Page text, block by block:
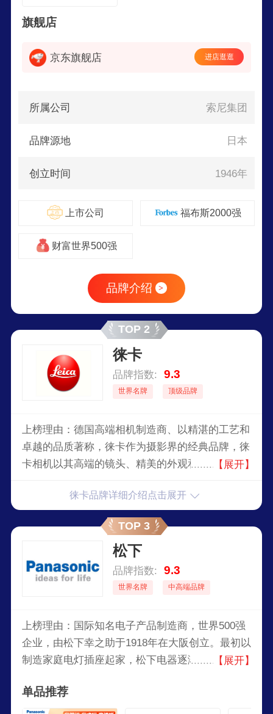
旗舰店
京东旗舰店 进店逛逛
所属公司 索尼集团
品牌源地 日本
创立时间 1946年
上市公司 福布斯2000强
财富世界500强
品牌介绍 >
TOP 2
徕卡
品牌指数: 9.3
世界名牌 顶级品牌
上榜理由：德国高端相机制造商、以精湛的工艺和
卓越的品质著称，徕卡作为摄影界的经典品牌，徕
卡相机以其高端的镜头、精美的外观和专业的功能
设计、精湛的工艺和创新的摄影技术使其成为摄影
【展开】
徕卡品牌详细介绍点击展开
TOP 3
松下
品牌指数: 9.3
世界名牌 中高端品牌
上榜理由：国际知名电子产品制造商，世界500强
企业，由松下幸之助于1918年在大阪创立。最初以
制造家庭电灯插座起家，松下电器逐渐发展成为一
【展开】
单品推荐